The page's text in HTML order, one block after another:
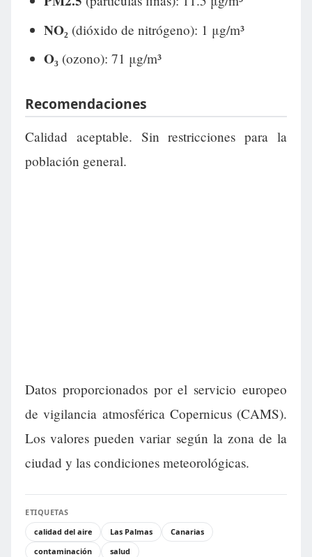
NO₂ (dióxido de nitrógeno): 1 μg/m³
O₃ (ozono): 71 μg/m³
Recomendaciones
Calidad aceptable. Sin restricciones para la
población general.
Datos proporcionados por el servicio europeo
de vigilancia atmosférica Copernicus (CAMS).
Los valores pueden variar según la zona de la
ciudad y las condiciones meteorológicas.
ETIQUETAS
calidad del aire
Las Palmas
Canarias
contaminación
salud